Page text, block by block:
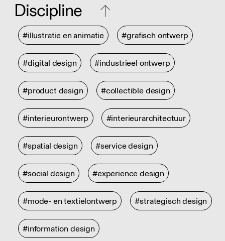
Discipline
#illustratie en animatie #grafisch ontwerp
#digital design #industrieel ontwerp
#product design #collectible design
#interieurontwerp #interieurarchitectuur
#spatial design #service design
#social design #experience design
#mode- en textielontwerp #strategisch design
#information design